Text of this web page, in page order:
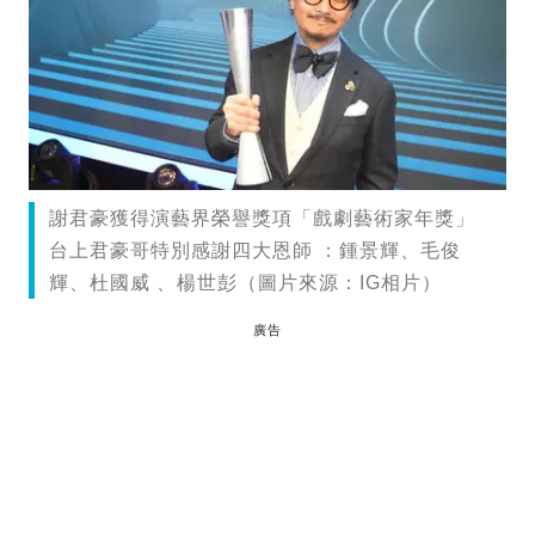
謝君豪獲得演藝界榮譽獎項「戲劇藝術家年獎」
台上君豪哥特別感謝四大恩師 ：鍾景輝、毛俊
輝、杜國威 、楊世彭（圖片來源：IG相片）
廣告